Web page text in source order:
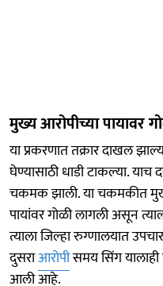
मुख्य आरोपीच्या पायावर
या प्रकरणात तक्रार दाखल
घेण्यासाठी धाडी टाकल्या.
चकमक झाली. या चकमकीत मुख्य
पायांवर गोळी लागली असून
त्याला जिल्हा रुग्णालयात
दुसराआरोपीसमय सिंग
आली आहे.